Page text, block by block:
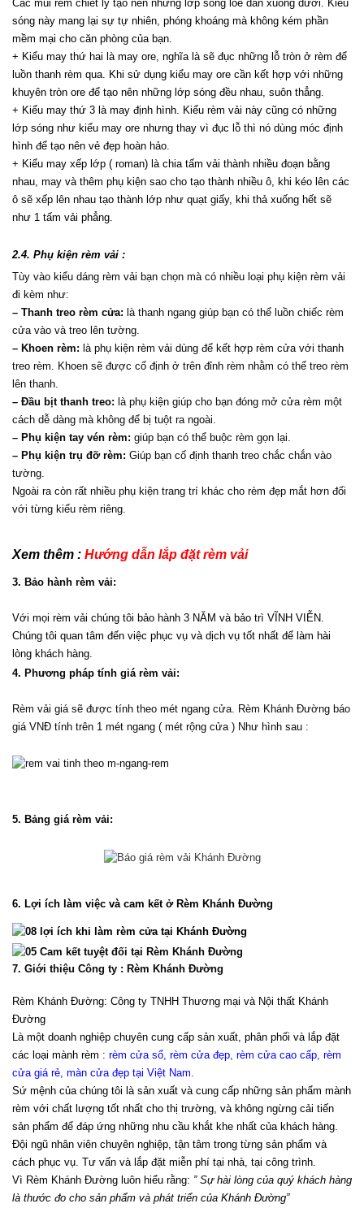
Các múi rèm chiết ly tạo nên những lớp sóng loe dần xuống dưới. Kiểu
sóng này mang lại sự tự nhiên, phóng khoáng mà không kém phần
mềm mại cho căn phòng của bạn.
+ Kiểu may thứ hai là may ore, nghĩa là sẽ đục những lỗ tròn ở rèm để
luồn thanh rèm qua. Khi sử dụng kiểu may ore cần kết hợp với những
khuyên tròn ore để tạo nên những lớp sóng đều nhau, suôn thẳng.
+ Kiểu may thứ 3 là may định hình. Kiểu rèm vải này cũng có những
lớp sóng như kiểu may ore nhưng thay vì đục lỗ thì nó dùng móc định
hình để tạo nên vẻ đẹp hoàn hảo.
+ Kiểu may xếp lớp ( roman) là chia tấm vải thành nhiều đoạn bằng
nhau, may và thêm phụ kiện sao cho tạo thành nhiều ô, khi kéo lên các
ô sẽ xếp lên nhau tạo thành lớp như quạt giấy, khi thả xuống hết sẽ
như 1 tấm vải phẳng.
2.4. Phụ kiện rèm vải :
Tùy vào kiểu dáng rèm vải bạn chọn mà có nhiều loại phụ kiện rèm vải
đi kèm như:
– Thanh treo rèm cửa: là thanh ngang giúp bạn có thể luồn chiếc rèm
cửa vào và treo lên tường.
– Khoen rèm: là phụ kiện rèm vải dùng để kết hợp rèm cửa với thanh
treo rèm. Khoen sẽ được cố định ở trên đỉnh rèm nhằm có thể treo rèm
lên thanh.
– Đầu bịt thanh treo: là phụ kiện giúp cho bạn đóng mở cửa rèm một
cách dễ dàng mà không để bị tuột ra ngoài.
– Phụ kiện tay vén rèm: giúp bạn có thể buộc rèm gọn lại.
– Phụ kiện trụ đỡ rèm: Giúp bạn cố định thanh treo chắc chắn vào
tường.
Ngoài ra còn rất nhiều phụ kiện trang trí khác cho rèm đẹp mắt hơn đối
với từng kiểu rèm riêng.
Xem thêm : Hướng dẫn lắp đặt rèm vải
3. Bảo hành rèm vải:
Với mọi rèm vải chúng tôi bảo hành 3 NĂM và bảo trì VĨNH VIỄN.
Chúng tôi quan tâm đến việc phục vụ và dịch vụ tốt nhất để làm hài
lòng khách hàng.
4. Phương pháp tính giá rèm vải:
Rèm vải giá sẽ được tính theo mét ngang cửa. Rèm Khánh Đường báo
giá VNĐ tính trên 1 mét ngang ( mét rộng cửa ) Như hình sau :
5. Bảng giá rèm vải:
6. Lợi ích làm việc và cam kết ở Rèm Khánh Đường
7. Giới thiệu Công ty : Rèm Khánh Đường
Rèm Khánh Đường: Công ty TNHH Thương mại và Nội thất Khánh
Đường
Là một doanh nghiệp chuyên cung cấp sản xuất, phân phối và lắp đặt
các loại mành rèm : rèm cửa sổ, rèm cửa đẹp, rèm cửa cao cấp, rèm
cửa giá rẻ, màn cửa đẹp tại Việt Nam
Sứ mệnh của chúng tôi là sản xuất và cung cấp những sản phẩm mành
rèm với chất lượng tốt nhất cho thị trường, và không ngừng cải tiến
sản phẩm để đáp ứng những nhu cầu khắt khe nhất của khách hàng.
Đội ngũ nhân viên chuyên nghiệp, tận tâm trong từng sản phẩm và
cách phục vụ. Tư vấn và lắp đặt miễn phí tại nhà, tại công trình.
Vì Rèm Khánh Đường luôn hiểu rằng: ” Sự hài lòng của quý khách hàng
là thước đo cho sản phẩm và phát triển của Khánh Đường”